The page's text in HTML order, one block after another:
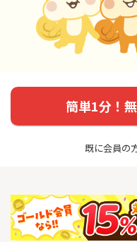
簡単1分！
既に会員の